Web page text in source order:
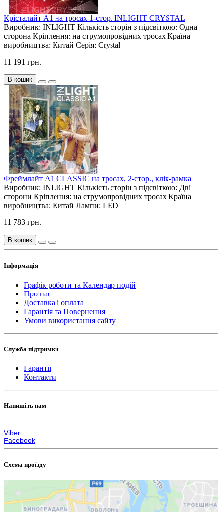
Крісталайт А1 на тросах 1-стор. INLIGHT CRYSTAL
Виробник: INLIGHT Кількість сторін з підсвіткою: Одна
сторона Кріплення: на струмопровідних тросах Країна
виробництва: Китай Серія: Crystal
11 191 грн.
В кошик
Фреймлайт А1 CLASSIC на тросах, 2-стор., клік-рамка
Виробник: INLIGHT Кількість сторін з підсвіткою: Дві
сторони Кріплення: на струмопровідних тросах Країна
виробництва: Китай Лампи: LED
11 783 грн.
В кошик
Інформація
Графік роботи та Календар подій
Про нас
Доставка і оплата
Гарантія та Повернення
Умови використання сайту
Служба підтримки
Гарантії
Контакти
Напишіть нам
Viber
Facebook
Схема проїзду